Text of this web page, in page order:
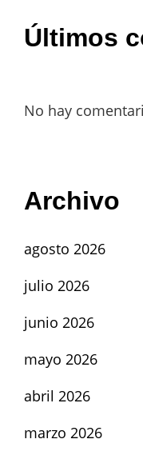
Últimos
No hay
Archivo
agosto 2026
julio 2026
junio 2026
mayo 2026
abril 2026
marzo 2026